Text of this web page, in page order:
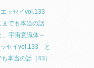
エッセイvol.133
までも本当の話
、宇宙意識体～
ッセイvol.133 と
本当の話（43）